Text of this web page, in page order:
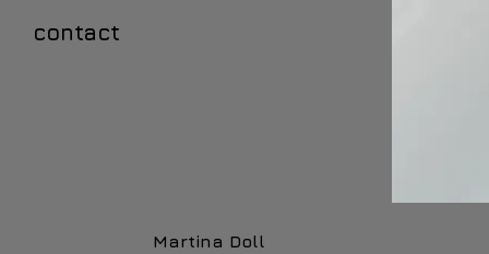
Martina Doll
contact